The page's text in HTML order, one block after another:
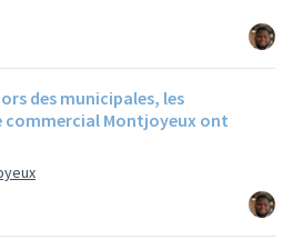
des municipales, les
Montjoyeux ont